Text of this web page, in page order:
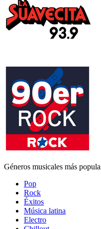
Géneros musicales más
Pop
Rock
Éxitos
Música latina
Electro